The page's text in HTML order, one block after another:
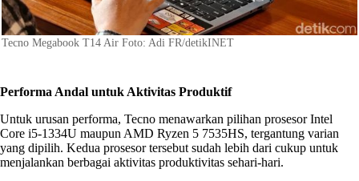
Tecno Megabook T14 Air Foto: Adi FR/detikINET
Performa Andal untuk Aktivitas Produktif
Untuk urusan performa, Tecno menawarkan pilihan prosesor Intel
Core i5-1334U maupun AMD Ryzen 5 7535HS, tergantung varian
yang dipilih. Kedua prosesor tersebut sudah lebih dari cukup untuk
menjalankan berbagai aktivitas produktivitas sehari-hari.